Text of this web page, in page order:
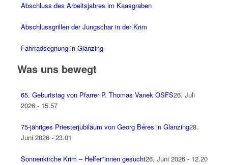
Abschluss des Arbeitsjahres im Kaasgraben
Abschlussgrillen der Jungschar in der Krim
Fahrradsegnung in Glanzing
Was uns bewegt
65. Geburtstag von Pfarrer P. Thomas Vanek OSFS26. Juli
2026 - 15.57
75-jähriges Priesterjubiläum von Georg Béres in Glanzing28.
Juni 2026 - 23.01
Sonnenkirche Krim – Helfer*innen gesucht26. Juni 2026 - 12.20